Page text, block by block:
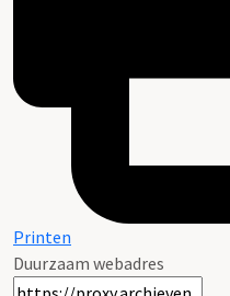
Printen
Duurzaam webadres